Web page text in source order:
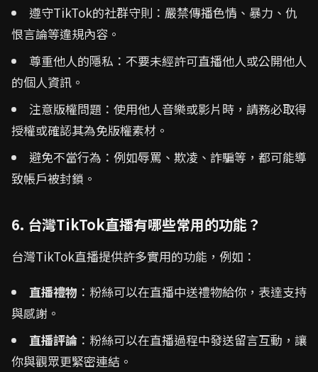
遵守TikTok的社群守則：嚴禁傳播色情、暴力、仇
恨言論等違規內容。
尊重他人的隱私：不要未經許可直播他人或公開他人
的個人資訊。
注意版權問題：使用他人音樂或影片時，請務必取得
授權或確認其為免版權素材。
避免不當行為：例如辱罵、欺凌、詐騙等，都可能導
致帳戶被封鎖。
6. 台灣TikTok直播有哪些常用的功能？
台灣TikTok直播提供許多實用的功能，例如：
直播禮物 ：粉絲可以在直播中送禮物給你，表達支持
與感謝。
直播評論 ：粉絲可以在直播過程中發送留言互動，讓
你與觀眾更緊密連結。